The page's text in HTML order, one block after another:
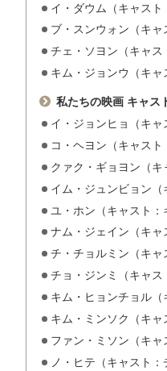
イ・ダウム（キャスト
ブ・スンウォン（キャ
チェ・ソヨン（キャス
キム・ジョンウ（キャ
私たちの映画 キャス
イ・ジョンヒョ（キャ
コ・ヘヨン（キャスト
クァク・ギョヨン（キ
イム・ジュンビョン（
ユ・ホン（キャスト：
ナム・ジェイン（キャ
チ・チョルミン（キャ
チョ・ジンミ（キャス
キム・ヒョンチョル（
キム・ミンソク（キャ
ファン・ミソン（キャ
ノ・ヒテ（キャスト：